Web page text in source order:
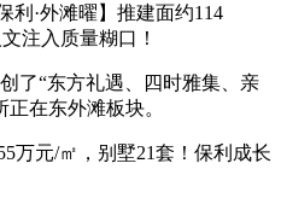
利·外滩曜】推建面约114
注入质量糊口！
了“东方礼遇、四时雅集、亲
在东外滩板块。
元/㎡，别墅21套！保利成长